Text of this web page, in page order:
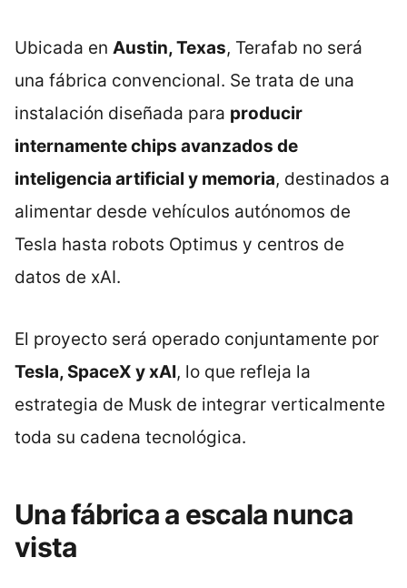
Ubicada en Austin, Texas, Terafab no será
una fábrica convencional. Se trata de una
instalación diseñada para producir
internamente chips avanzados de
inteligencia artificial y memoria, destinados a
alimentar desde vehículos autónomos de
Tesla hasta robots Optimus y centros de
datos de xAI.
El proyecto será operado conjuntamente por
Tesla, SpaceX y xAI, lo que refleja la
estrategia de Musk de integrar verticalmente
toda su cadena tecnológica.
Una fábrica a escala nunca
vista